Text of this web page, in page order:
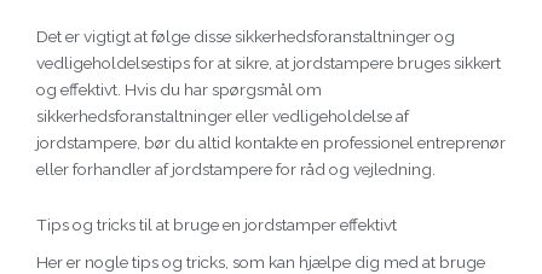
Det er vigtigt at følge disse sikkerhedsforanstaltninger og
vedligeholdelsestips for at sikre, at jordstampere bruges sikkert
og effektivt. Hvis du har spørgsmål om
sikkerhedsforanstaltninger eller vedligeholdelse af
jordstampere, bør du altid kontakte en professionel entreprenør
eller forhandler af jordstampere for råd og vejledning.
Tips og tricks til at bruge en jordstamper effektivt
Her er nogle tips og tricks, som kan hjælpe dig med at bruge